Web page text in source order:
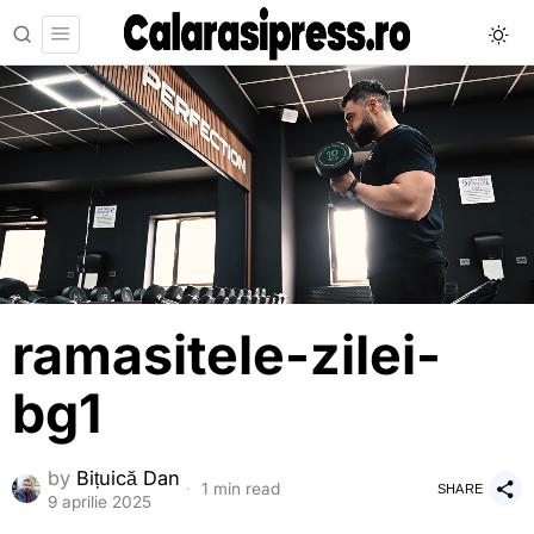
ramasitele-zilei-
bg1
by Bițuică Dan
9 aprilie 2025
1 min read SHARE